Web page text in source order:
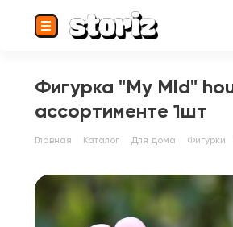
Фигурка "My Mld"
ассортименте 1шт
Главная Каталог Для дома Фигурки